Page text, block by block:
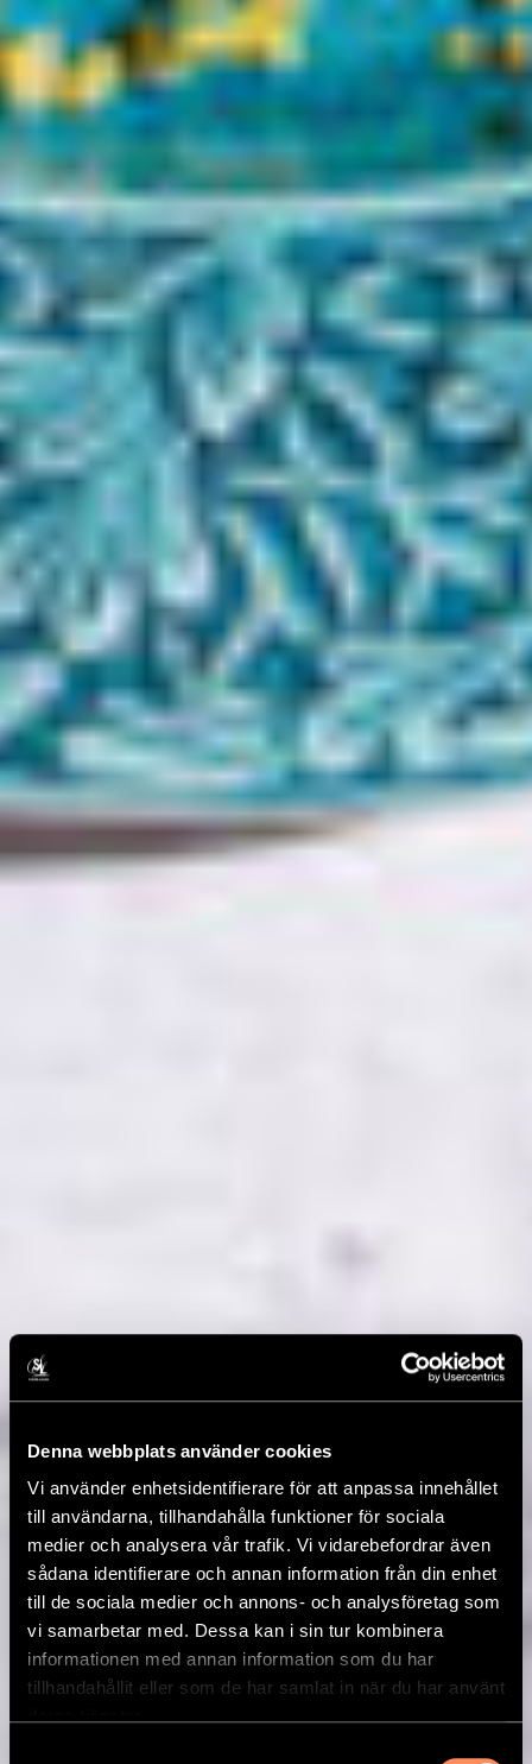
Denna webbplats använder cookies
Vi använder enhetsidentifierare för att anpassa innehållet
till användarna, tillhandahålla funktioner för sociala
medier och analysera vår trafik. Vi vidarebefordrar även
sådana identifierare och annan information från din enhet
till de sociala medier och annons- och analysföretag som
vi samarbetar med. Dessa kan i sin tur kombinera
informationen med annan information som du har
tillhandahållit eller som de har samlat in när du har använt